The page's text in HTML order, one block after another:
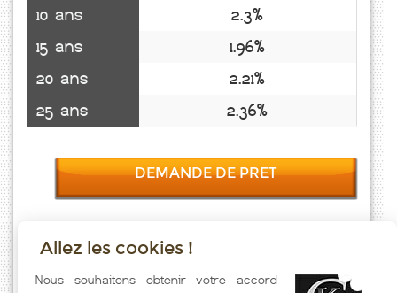
10 ans
2.3%
15 ans
1.96%
20 ans
2.21%
25 ans
2.36%
DEMANDE DE PRET
Taux emprunt actualisés (Langogne) toutes les semaines. Taux
Immobilier pratiqués par nos partenaires bancaires. Meilleur Taux
Allez les cookies !
Nous souhaitons obtenir votre accord